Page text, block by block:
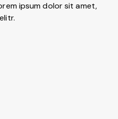
ipsum dolor sit amet,